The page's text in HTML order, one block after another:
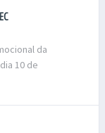
da
10 de